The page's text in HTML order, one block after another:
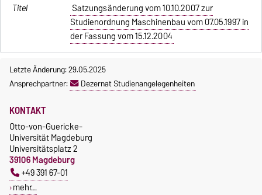
Satzungsänderung vom 10.10.2007 zur
Studienordnung Maschinenbau vom 07.05.1997 in
der Fassung vom 15.12.2004
Letzte Änderung: 29.05.2025
Ansprechpartner:
Dezernat Studienangelegenheiten
KONTAKT
Otto-von-Guericke-
Universität Magdeburg
Universitätsplatz 2
39106 Magdeburg
+49 391 67-01
mehr…